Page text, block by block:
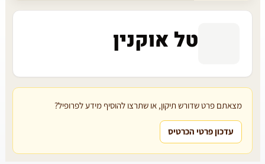
טל אוקנין
מצאתם פרט שדורש תיקון, או שתרצו להוסיף מידע לפרופיל?
עדכון פרטי הכרטיס